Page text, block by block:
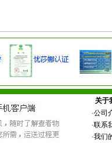
关于
·公司
·联系
·我们